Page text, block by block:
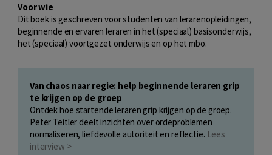
Voor wie
Dit boek is geschreven voor studenten van lerarenopleidingen,
beginnende en ervaren leraren in het (speciaal) basisonderwijs,
het (speciaal) voortgezet onderwijs en op het mbo.
Van chaos naar regie: help beginnende leraren grip
te krijgen op de groep
Ontdek hoe startende leraren grip krijgen op de groep.
Peter Teitler deelt inzichten over ordeproblemen
normaliseren, liefdevolle autoriteit en reflectie. Lees
interview >